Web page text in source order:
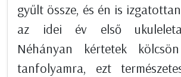
gyűlt össze, és én is
az idei év első
Néhányan kértetek
tanfolyamra, ezt